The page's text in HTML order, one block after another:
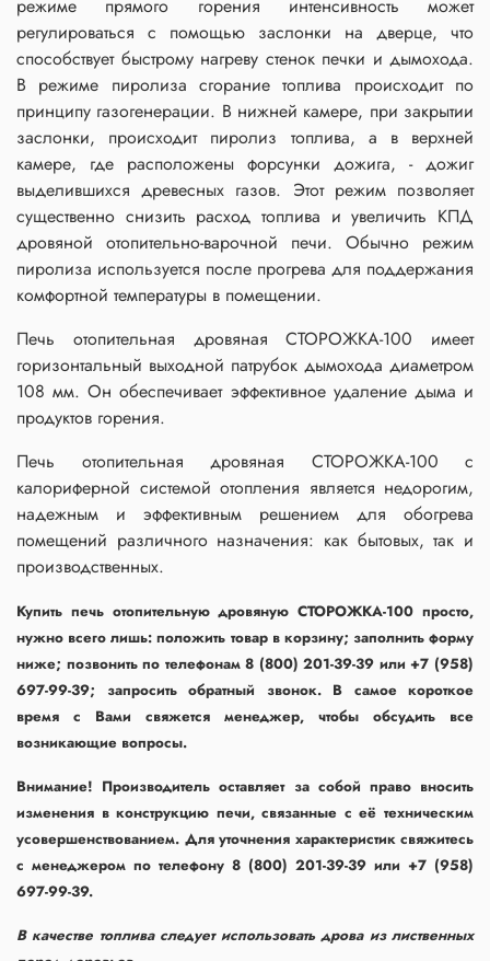
режиме прямого горения интенсивность может
регулироваться с помощью заслонки на дверце, что
способствует быстрому нагреву стенок печки и дымохода.
В режиме пиролиза сгорание топлива происходит по
принципу газогенерации. В нижней камере, при закрытии
заслонки, происходит пиролиз топлива, а в верхней
камере, где расположены форсунки дожига, - дожиг
выделившихся древесных газов. Этот режим позволяет
существенно снизить расход топлива и увеличить КПД
дровяной отопительно-варочной печи. Обычно режим
пиролиза используется после прогрева для поддержания
комфортной температуры в помещении.
Печь отопительная дровяная СТОРОЖКА-100 имеет
горизонтальный выходной патрубок дымохода диаметром
108 мм. Он обеспечивает эффективное удаление дыма и
продуктов горения.
Печь отопительная дровяная СТОРОЖКА-100 с
калориферной системой отопления является недорогим,
надежным и эффективным решением для обогрева
помещений различного назначения: как бытовых, так и
производственных.
Купить печь отопительную дровяную СТОРОЖКА-100 просто,
нужно всего лишь: положить товар в корзину; заполнить форму
ниже; позвонить по телефонам 8 (800) 201-39-39 или +7 (958)
697-99-39; запросить обратный звонок. В самое короткое
время с Вами свяжется менеджер, чтобы обсудить все
возникающие вопросы.
Внимание! Производитель оставляет за собой право вносить
изменения в конструкцию печи, связанные с её техническим
усовершенствованием. Для уточнения характеристик свяжитесь
с менеджером по телефону 8 (800) 201-39-39 или +7 (958)
697-99-39.
В качестве топлива следует использовать дрова из лиственных